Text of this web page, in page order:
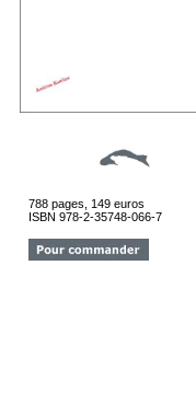
788 pages, 149 euros
ISBN 978-2-35748-066-7